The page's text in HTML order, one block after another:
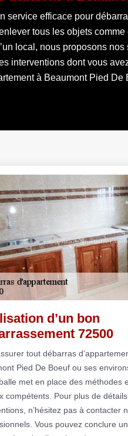
service efficace pour
tous les objets
local, nous proposons
interventions dont vous
à Beaumont Pied De
d’un bon
72500
tout débarras
Pied De Boeuf ou ses
met en place des méthodes
compétents. Pour plus de
n’hésitez pas à contacter
Vous pouvez conclure